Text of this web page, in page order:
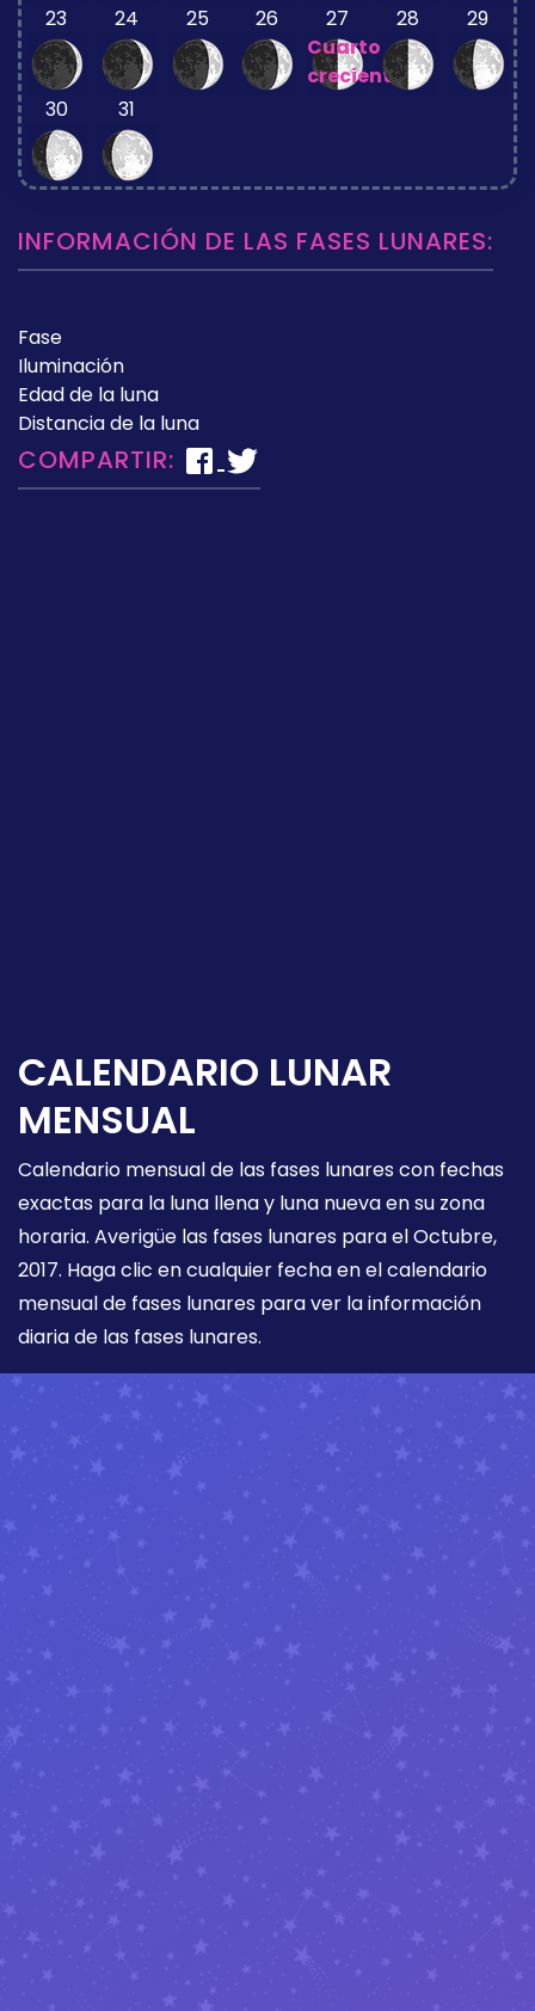
23 24 25 26
27
Cuarto
creciente
28 29
30 31
INFORMACIÓN DE LAS FASES LUNARES:
Fase
Iluminación
Edad de la luna
Distancia de la luna
COMPARTIR:
CALENDARIO LUNAR
MENSUAL
Calendario mensual de las fases lunares con fechas
exactas para la luna llena y luna nueva en su zona
horaria. Averigüe las fases lunares para el Octubre,
2017. Haga clic en cualquier fecha en el calendario
mensual de fases lunares para ver la información
diaria de las fases lunares.